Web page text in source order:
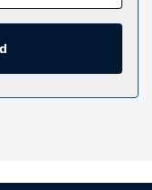
Entre las
cafetera y tetera y
o diviértete con